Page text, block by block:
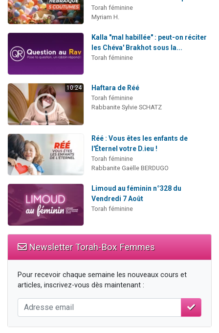
Torah féminine
Myriam H.
Kalla "mal habillée" : peut-on réciter
les Chéva' Brakhot sous la...
Torah féminine
10:24 Haftara de Réé
Torah féminine
Rabbanite Sylvie SCHATZ
Réé : Vous êtes les enfants de
l'Éternel votre D.ieu !
Torah féminine
Rabbanite Gaëlle BERDUGO
Limoud au féminin n°328 du
Vendredi 7 Août
Torah féminine
Newsletter Torah-Box Femmes
Pour recevoir chaque semaine les nouveaux cours et
articles, inscrivez-vous dès maintenant :